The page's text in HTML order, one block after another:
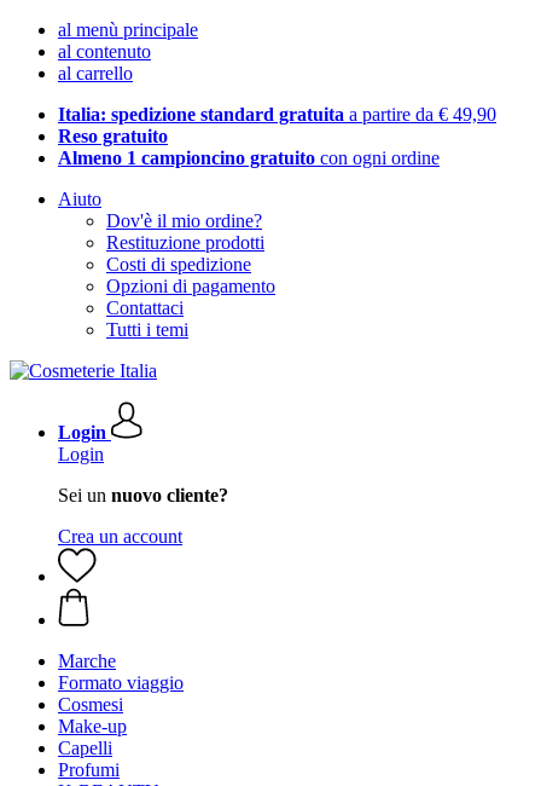
al menù principale
al contenuto
al carrello
Italia: spedizione standard gratuita a partire da € 49,90
Reso gratuito
Almeno 1 campioncino gratuito con ogni ordine
Aiuto
Dov'è il mio ordine?
Restituzione prodotti
Costi di spedizione
Opzioni di pagamento
Contattaci
Tutti i temi
Login
Login
Sei un nuovo cliente?
Crea un account
Marche
Formato viaggio
Cosmesi
Make-up
Capelli
Profumi